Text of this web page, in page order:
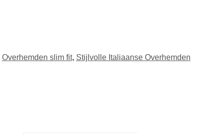
Overhemden slim fit, Stijlvolle Italiaanse Overhemden